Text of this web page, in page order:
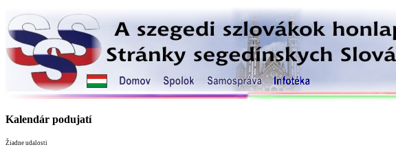
Kalendár podujatí
Žiadne udalosti